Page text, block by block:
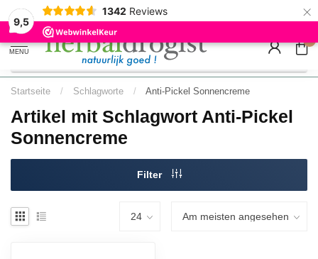
9,5
1342 Reviews ×
Minimum sipariş tutarı üzeri ücretsiz AB gönderimi |
Hızlı teslimat
Free EU
MENU
Startseite / Schlagworte / Anti-Pickel Sonnencreme
Artikel mit Schlagwort Anti-Pickel
Sonnencreme
Filter